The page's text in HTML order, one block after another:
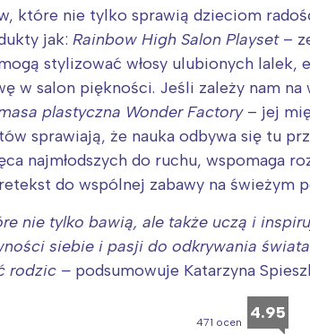
które nie tylko sprawią dzieciom
jak: Rainbow High Salon Playset–
stylizować włosy ulubionych
w salon piękności. Jeśli zależy nam
plastyczna Wonder Factory– jej
sprawiają, że nauka odbywa się tu
najmłodszych do ruchu, wspomaga
do wspólnej zabawy na świeżym
nie tylko bawią, ale także uczą i
siebie i pasji do odkrywania
rodzic – podsumowuje Katarzyna
471 ocen 4.95